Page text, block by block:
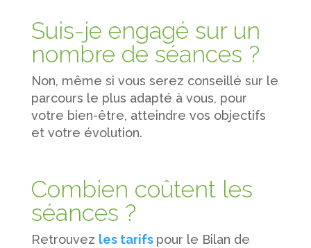
Suis-je engagé sur un
nombre de séances ?
Non, même si vous serez conseillé sur le
parcours le plus adapté à vous, pour
votre bien-être, atteindre vos objectifs
et votre évolution.
Combien coûtent les
séances ?
Retrouvez les tarifs pour le Bilan de